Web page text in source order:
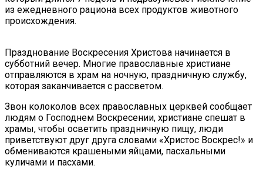
из ежедневного рациона всех продуктов животного
происхождения.
Празднование Воскресения Христова начинается в
субботний вечер. Многие православные христиане
отправляются в храм на ночную, праздничную службу,
которая заканчивается с рассветом.
Звон колоколов всех православных церквей сообщает
людям о Господнем Воскресении, христиане спешат в
храмы, чтобы осветить праздничную пищу, люди
приветствуют друг друга словами «Христос Воскрес!» и
обмениваются крашеными яйцами, пасхальными
куличами и пасхами.